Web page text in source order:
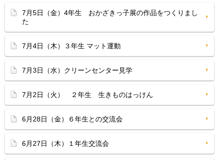
7月5日（金）4年生 おかざきっ子展の作品をつくりまし
た
7月4日（木）３年生 マット運動
7月3日（水）クリーンセンター見学
7月2日（火） ２年生 生きものはっけん
6月28日（金）６年生との交流会
6月27日（木）１年生交流会